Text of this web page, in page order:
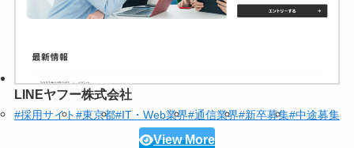
LINEヤフー株式会社
#採用サイト#東京都#IT・Web業界#通信業界#新卒募集#中途募集
View More